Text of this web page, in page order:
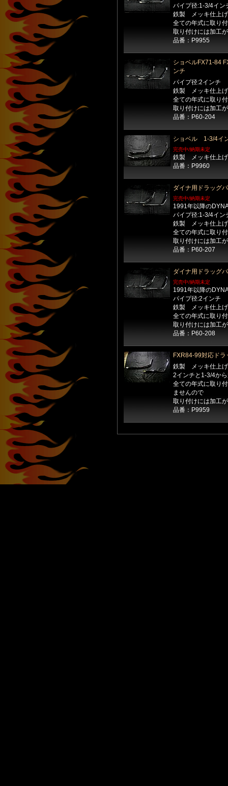
パイプ径:1-3/4イン
鉄製 メッキ仕上げ
全ての年式に取り
取り付けには加工
品番：P9955
ショベルFX71-84
ンチ
パイプ径:2インチ
鉄製 メッキ仕上げ
全ての年式に取り
取り付けには加工
品番：P60-204
ショベル 1-3/4イ
完売中/納期未定
鉄製 メッキ仕上げ
品番：P9960
ダイナ用ドラッグ
完売中/納期未定
1991年以降の
パイプ径:1-3/4イン
鉄製 メッキ仕上げ
全ての年式に取り
取り付けには加工
品番：P60-207
ダイナ用ドラッグ
完売中/納期未定
1991年以降の
パイプ径:2インチ
鉄製 メッキ仕上げ
全ての年式に取り
取り付けには加工
品番：P60-208
FXR84-99対応ド
鉄製 メッキ仕上げ
2インチと1-3/4か
全ての年式に取り
ませんので
取り付けには加工
品番：P9959